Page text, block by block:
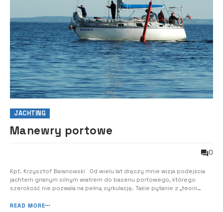
JACHTING
Manewry portowe
0
Kpt. Krzysztof Baranowski Od wielu lat dręczy mnie wizja podejścia
jachtem gnanym silnym wiatrem do basenu portowego, którego
szerokość nie pozwala na pełną cyrkulację. Takie pytanie z „teorii
stresujących sytuacji, a nawet wydumanych problemów, każdy kapitan
READ MORE